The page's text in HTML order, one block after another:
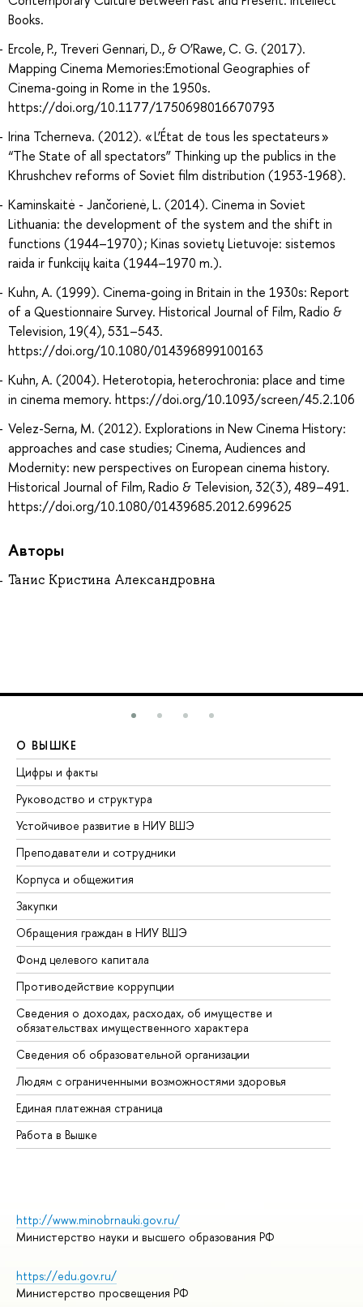
Books.
Ercole, P., Treveri Gennari, D., & O’Rawe, C. G. (2017).
Mapping Cinema Memories:Emotional Geographies of
Cinema-going in Rome in the 1950s.
https://doi.org/10.1177/1750698016670793
Irina Tcherneva. (2012). « L’État de tous les spectateurs »
“The State of all spectators” Thinking up the publics in the
Khrushchev reforms of Soviet film distribution (1953-1968).
Kaminskaitė - Jančorienė, L. (2014). Cinema in Soviet
Lithuania: the development of the system and the shift in
functions (1944–1970) ; Kinas sovietų Lietuvoje: sistemos
raida ir funkcijų kaita (1944–1970 m.).
Kuhn, A. (1999). Cinema-going in Britain in the 1930s: Report
of a Questionnaire Survey. Historical Journal of Film, Radio &
Television, 19(4), 531–543.
https://doi.org/10.1080/014396899100163
Kuhn, A. (2004). Heterotopia, heterochronia: place and time
in cinema memory. https://doi.org/10.1093/screen/45.2.106
Velez-Serna, M. (2012). Explorations in New Cinema History:
approaches and case studies; Cinema, Audiences and
Modernity: new perspectives on European cinema history.
Historical Journal of Film, Radio & Television, 32(3), 489–491.
https://doi.org/10.1080/01439685.2012.699625
Авторы
Танис Кристина Александровна
О ВЫШКЕ
Цифры и факты
Руководство и структура
Устойчивое развитие в НИУ ВШЭ
Преподаватели и сотрудники
Корпуса и общежития
Закупки
Обращения граждан в НИУ ВШЭ
Фонд целевого капитала
Противодействие коррупции
Сведения о доходах, расходах, об имуществе и
обязательствах имущественного характера
Сведения об образовательной организации
Людям с ограниченными возможностями здоровья
Единая платежная страница
Работа в Вышке
http://www.minobrnauki.gov.ru/
Министерство науки и высшего образования РФ
https://edu.gov.ru/
Министерство просвещения РФ